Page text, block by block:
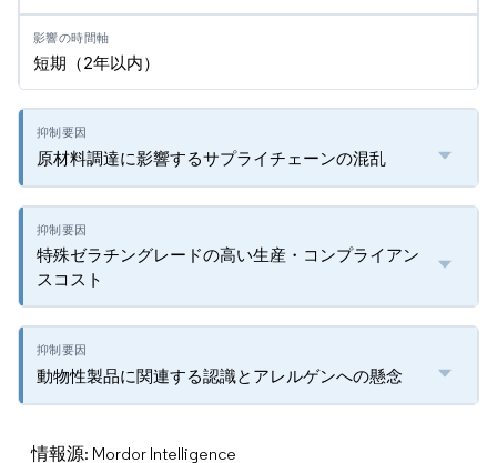
短期（2年以内）
原材料調達に影響するサプライチェーンの混乱
特殊ゼラチングレードの高い生産・コンプライアン
スコスト
動物性製品に関連する認識とアレルゲンへの懸念
情報源: Mordor Intelligence